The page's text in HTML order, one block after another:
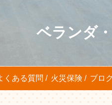
ベランダ
くある質問 火災保険 ブロ